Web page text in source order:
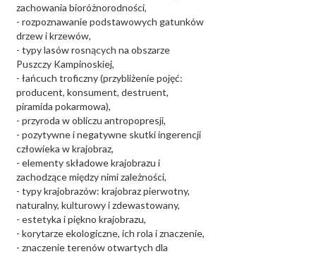
zachowania bioróżnorodności,
- rozpoznawanie podstawowych gatunków
drzew i krzewów,
- typy lasów rosnących na obszarze
Puszczy Kampinoskiej,
- łańcuch troficzny (przybliżenie pojęć:
producent, konsument, destruent,
piramida pokarmowa),
- przyroda w obliczu antropopresji,
- pozytywne i negatywne skutki ingerencji
człowieka w krajobraz,
- elementy składowe krajobrazu i
zachodzące między nimi zależności,
- typy krajobrazów: krajobraz pierwotny,
naturalny, kulturowy i zdewastowany,
- estetyka i piękno krajobrazu,
- korytarze ekologiczne, ich rola i znaczenie,
- znaczenie terenów otwartych dla